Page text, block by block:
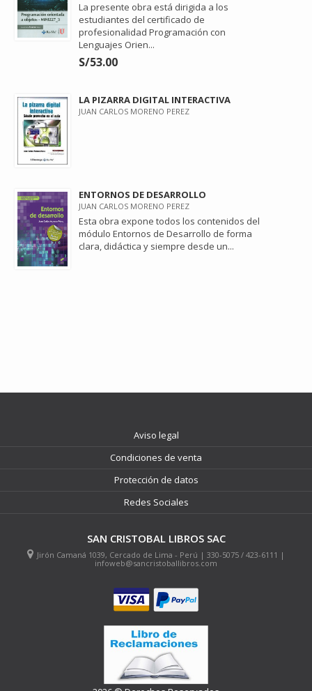
La presente obra está dirigida a los
estudiantes del certificado de
profesionalidad Programación con
Lenguajes Orien...
S/53.00
LA PIZARRA DIGITAL INTERACTIVA
JUAN CARLOS MORENO PEREZ
ENTORNOS DE DESARROLLO
JUAN CARLOS MORENO PEREZ
Esta obra expone todos los contenidos del
módulo Entornos de Desarrollo de forma
clara, didáctica y siempre desde un...
Aviso legal
Condiciones de venta
Protección de datos
Redes Sociales
SAN CRISTOBAL LIBROS SAC
Jirón Camaná 1039, Cercado de Lima - Perú | 330-5075 / 423-6111 |
infoweb@sancristoballibros.com